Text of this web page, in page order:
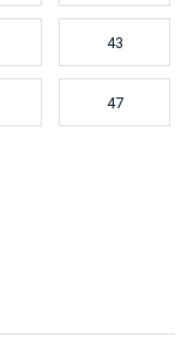
43
47